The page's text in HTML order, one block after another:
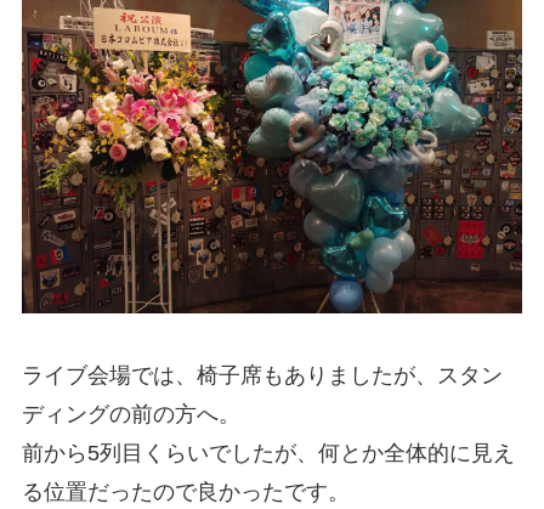
ライブ会場では、椅子席もありましたが、スタン
ディングの前の方へ。
前から5列目くらいでしたが、何とか全体的に見え
る位置だったので良かったです。